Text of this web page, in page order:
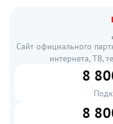
Сайт официального
интернета, ТВ,
8
8